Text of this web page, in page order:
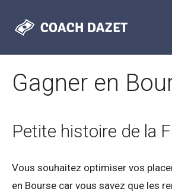
Gagner en
Petite histoire de la
Vous souhaitez optimiser vos
en Bourse car vous savez que les